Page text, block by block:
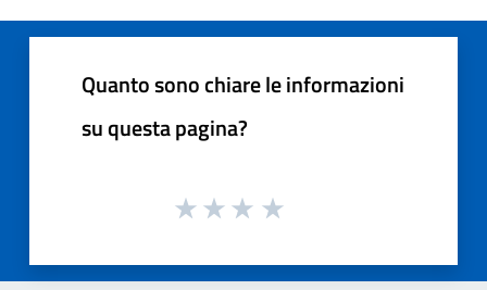
Quanto sono chiare le informazioni
su questa pagina?